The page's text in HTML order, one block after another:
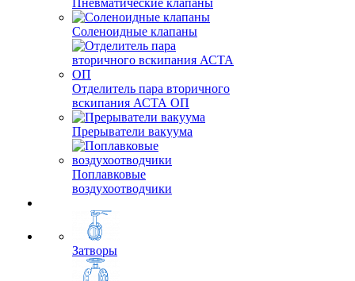
Пневматические клапаны
Соленоидные клапаны
Отделитель пара вторичного
вскипания АСТА ОП
Прерыватели вакуума
Поплавковые
воздухоотводчики
Затворы